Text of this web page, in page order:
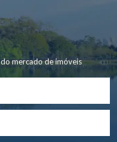
mercado de imóveis